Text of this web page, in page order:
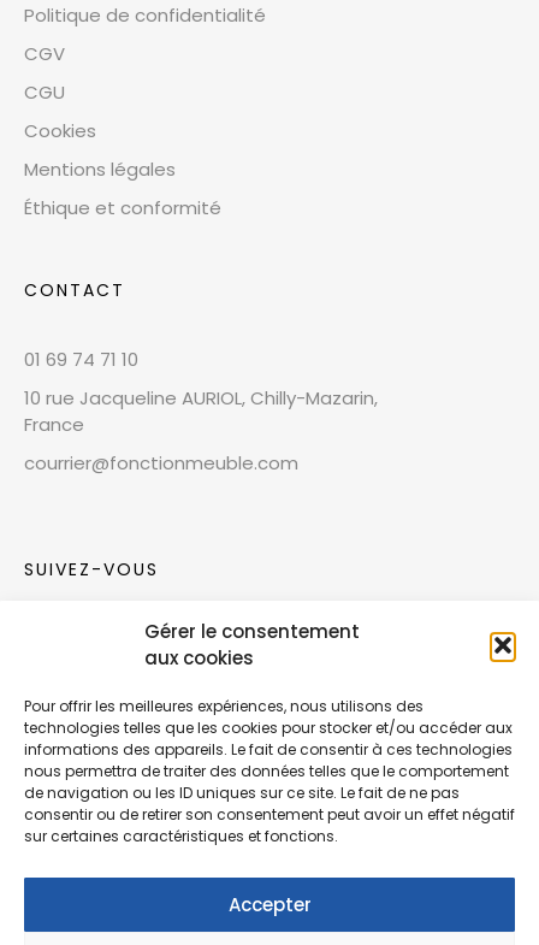
Gérer le consentement
aux cookies
Pour offrir les meilleures expériences, nous utilisons des
technologies telles que les cookies pour stocker et/ou accéder aux
informations des appareils. Le fait de consentir à ces technologies
nous permettra de traiter des données telles que le comportement
de navigation ou les ID uniques sur ce site. Le fait de ne pas
consentir ou de retirer son consentement peut avoir un effet négatif
sur certaines caractéristiques et fonctions.
Accepter
Politique de confidentialité
CGV
CGU
Cookies
Mentions légales
Éthique et conformité
CONTACT
01 69 74 71 10
10 rue Jacqueline AURIOL, Chilly-Mazarin,
France
courrier@fonctionmeuble.com
SUIVEZ-VOUS
Rejoignez notre communauté sur les réseaux
Nouvelles collections, vie de l’équipe ou
inspirations : soyez informés de nos dernières
actualités.